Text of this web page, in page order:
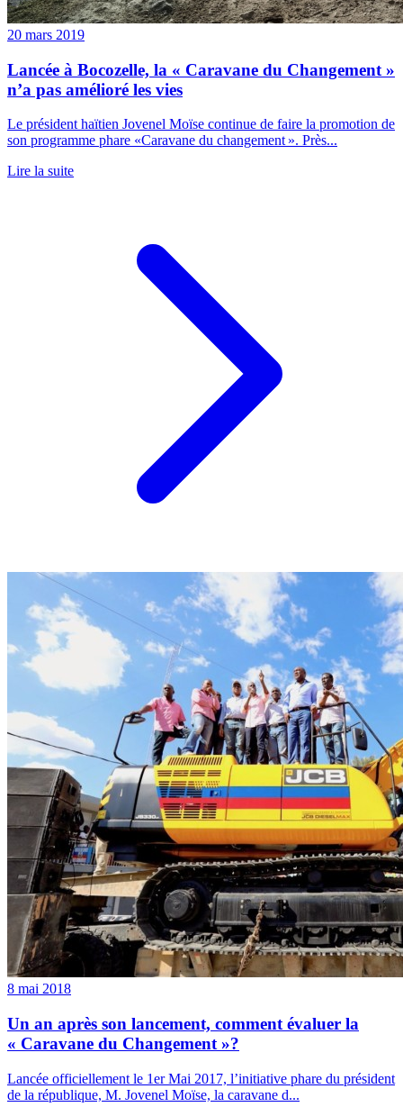
20 mars 2019
Lancée à Bocozelle, la « Caravane du Changement »
n’a pas amélioré les vies
Le président haïtien Jovenel Moïse continue de faire la promotion de
son programme phare «Caravane du changement ». Près...
Lire la suite
8 mai 2018
Un an après son lancement, comment évaluer la
« Caravane du Changement »?
Lancée officiellement le 1er Mai 2017, l’initiative phare du président
de la république, M. Jovenel Moïse, la caravane d...